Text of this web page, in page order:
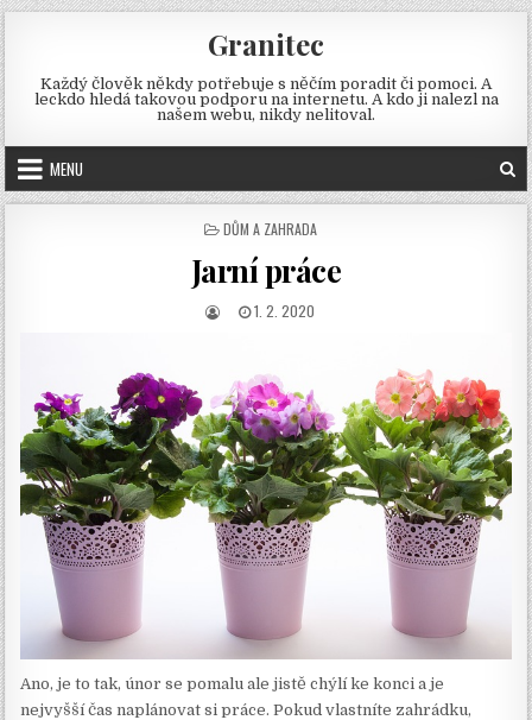
Skip
to
content
Granitec
Každý člověk někdy potřebuje s něčím poradit či pomoci. A
leckdo hledá takovou podporu na internetu. A kdo ji nalezl na
našem webu, nikdy nelitoval.
MENU
POSTED
DŮM A ZAHRADA
Jarní práce
AUTHOR:PUBLISHED
1. 2. 2020
Ano, je to tak, únor se pomalu ale jistě chýlí ke konci a je
nejvyšší čas naplánovat si práce. Pokud vlastníte zahrádku,